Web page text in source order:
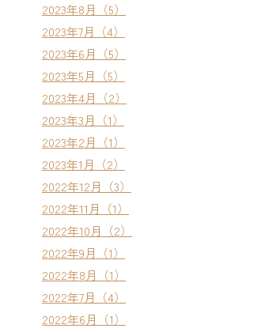
2023年8月（5）
2023年7月（4）
2023年6月（5）
2023年5月（5）
2023年4月（2）
2023年3月（1）
2023年2月（1）
2023年1月（2）
2022年12月（3）
2022年11月（1）
2022年10月（2）
2022年9月（1）
2022年8月（1）
2022年7月（4）
2022年6月（1）